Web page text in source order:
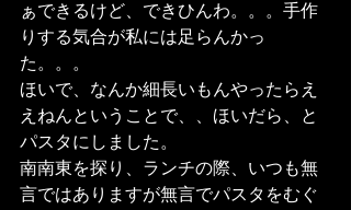
ぁできるけど、できひんわ。。。手作
りする気合が私には足らんかっ
た。。。
ほいで、なんか細長いもんやったらえ
えねんということで、、ほいだら、と
パスタにしました。
南南東を探り、ランチの際、いつも無
言ではありますが無言でパスタをむぐ